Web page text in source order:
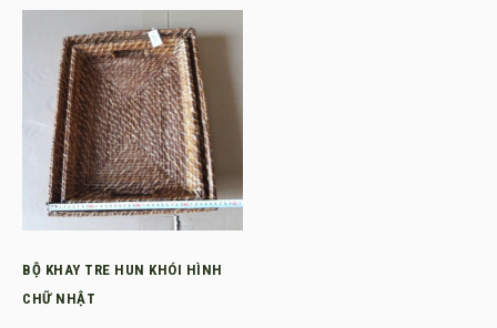
BỘ KHAY TRE HUN KHÓI HÌNH
CHỮ NHẬT